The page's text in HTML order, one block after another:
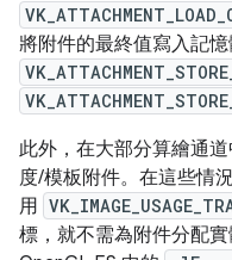
將附件的最終值寫入記
此外，在大部分算繪通
度/模板附件。在這些情
用
標，就不需為附件分配